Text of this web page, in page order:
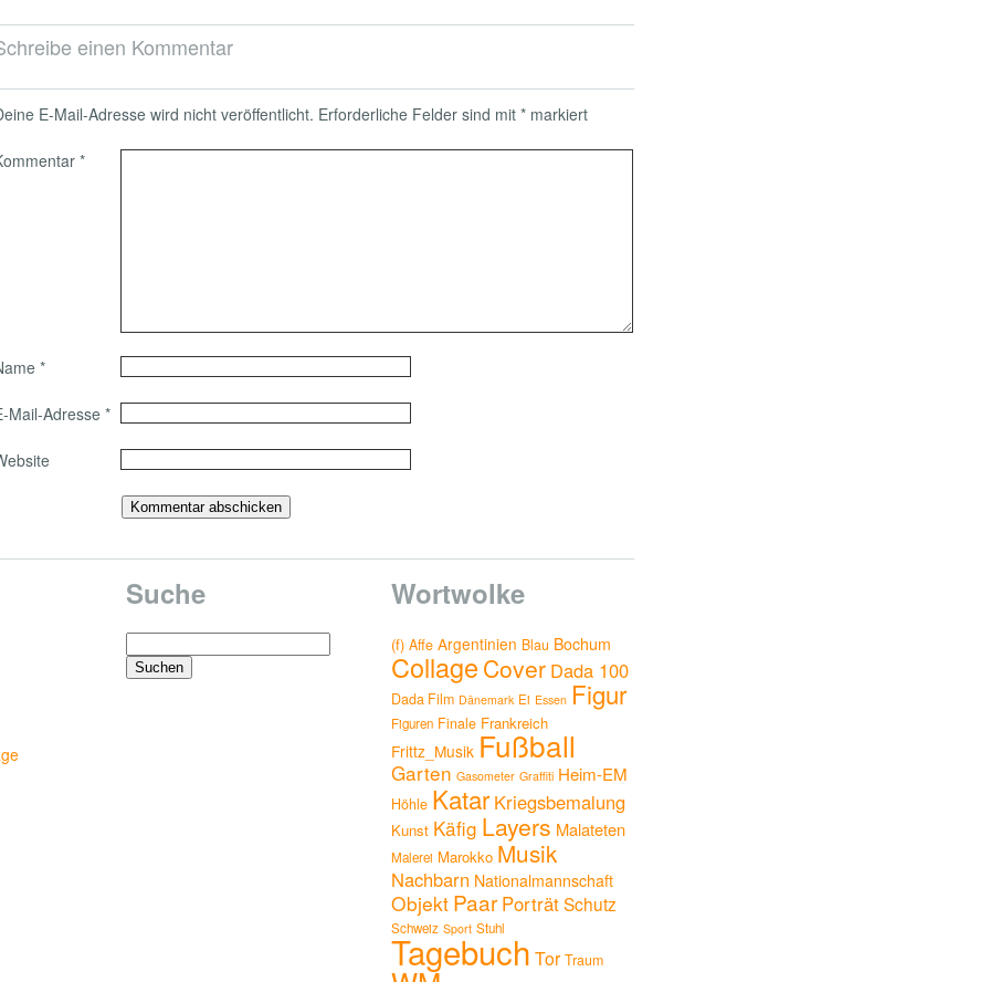
einen Kommentar
E-Mail-Adresse wird nicht veröffentlicht. Erforderliche Felder sind mit * markiert
*
*
Mail-Adresse *
Suche
Suchen
nach:
Wortwolke
(f) Affe Argentinien Blau Bochum
Collage Cover Dada 100
Dada Film Dänemark Ei Essen Figur
Figuren Finale Frankreich
Frittz_Musik Fußball
Garten Gasometer Graffiti Heim-EM
Höhle Katar Kriegsbemalung
Kunst Käfig Layers Malateten
Malerei Marokko Musik
Nachbarn Nationalmannschaft
Objekt Paar PorträtSchutz
Schweiz Sport Stuhl
Tagebuch Tor Traum